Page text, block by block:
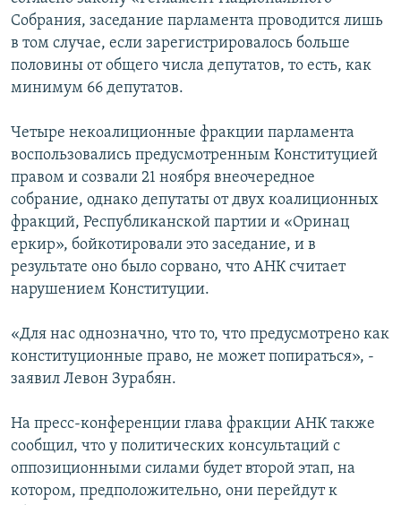
Собрания, заседание парламента проводится лишь
в том случае, если зарегистрировалось больше
половины от общего числа депутатов, то есть, как
минимум 66 депутатов.
Четыре некоалиционные фракции парламента
воспользовались предусмотренным Конституцией
правом и созвали 21 ноября внеочередное
собрание, однако депутаты от двух коалиционных
фракций, Республиканской партии и «Оринац
еркир», бойкотировали это заседание, и в
результате оно было сорвано, что АНК считает
нарушением Конституции.
«Для нас однозначно, что то, что предусмотрено как
конституционные право, не может попираться», -
заявил Левон Зурабян.
На пресс-конференции глава фракции АНК также
сообщил, что у политических консультаций с
оппозиционными силами будет второй этап, на
котором, предположительно, они перейдут к